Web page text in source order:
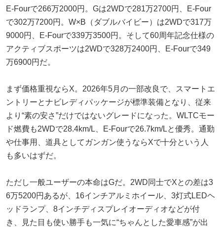
E-Fourで266万2000円。Gは2WDで281万2700円、E-Four
で302万7200円。W×B（ダブルバイビー）は2WDで317万
9000円、E-Fourで339万3500円。そして60周年記念仕様の
アクティブスポーツは2WDで328万2400円、E-Fourで349
万6900円だ。
まず価格重視ならX。2026年5月の一部改良で、スマートエ
ントリーとナビレディパッケージが標準装備となり、従来
より“素の安さ”だけではないグレードになった。WLTCモー
ド燃費も2WDで28.4km/L、E-Fourで26.7km/Lと優秀。通勤
や仕事用、道具としてガンガン使うならXで十分という人
も多いはずだ。
ただし一般ユーザーの本命はGだ。2WD同士でXとの差は3
6万5200円あるが、16インチアルミホイール、3灯式LEDヘ
ッドランプ、8インチディスプレイオーディオなどが付
き、見た目も使い勝手も一気に“ちゃんとした愛車感”が出